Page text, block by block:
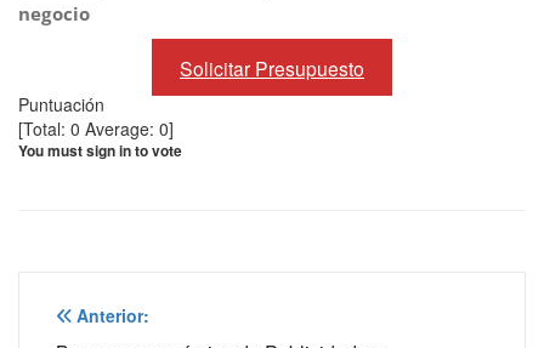
negocio
Solicitar Presupuesto
Puntuación
[Total: 0 Average: 0]
You must sign in to vote
Navegación
Anterior: